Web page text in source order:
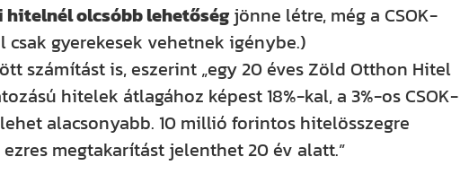
hitelnél olcsóbb lehetőség jönne létre, még a CSOK-
gyerekesek vehetnek igénybe.)
számítást is, eszerint „egy 20 éves Zöld Otthon Hitel
hitelek átlagához képest 18%-kal, a 3%-os CSOK-
alacsonyabb. 10 millió forintos hitelösszegre
megtakarítást jelenthet 20 év alatt.”